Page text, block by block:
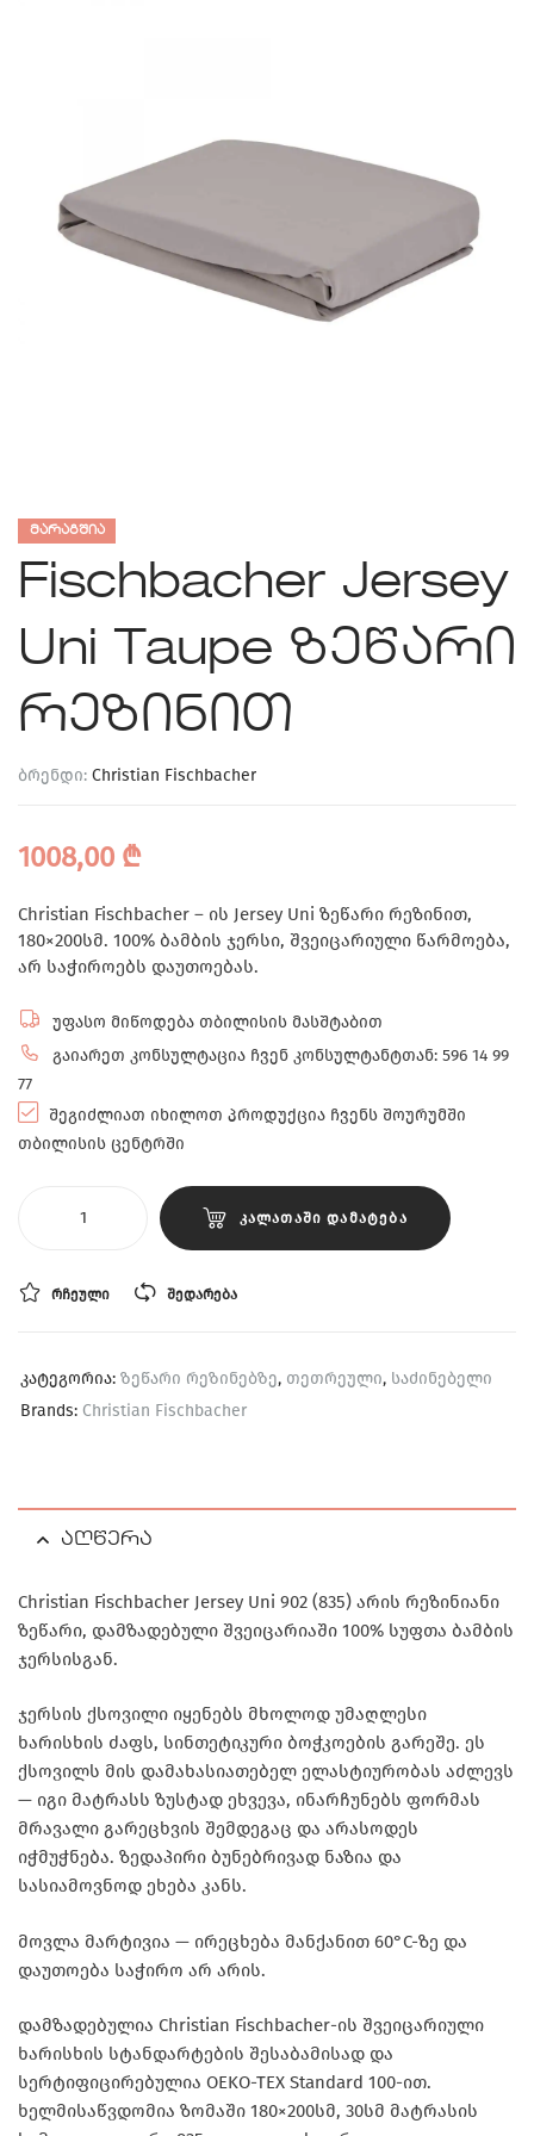
ᲛᲐᲠᲐᲒᲨᲘᲐ
Fischbacher Jersey
Uni Taupe ზეწარი
რეზინით
ბრენდი: Christian Fischbacher
1008,00 ₾
Christian Fischbacher – ის Jersey Uni ზეწარი რეზინით,
180×200სმ. 100% ბამბის ჯერსი, შვეიცარიული წარმოება,
არ საჭიროებს დაუთოებას.
უფასო მიწოდება თბილისის მასშტაბით
გაიარეთ კონსულტაცია ჩვენ კონსულტანტთან: 596 14 99
77
შეგიძლიათ იხილოთ პროდუქცია ჩვენს შოურუმში
თბილისის ცენტრში
ᲙᲐᲚᲐᲗᲐᲨᲘ ᲓᲐᲛᲐᲢᲔᲑᲐ
ᲠᲩᲔᲣᲚᲘ ᲨᲔᲓᲐᲠᲔᲑᲐ
კატეგორია: ზეწარი რეზინებზე, თეთრეული, საძინებელი
Brands: Christian Fischbacher
აღწერა
Christian Fischbacher Jersey Uni 902 (835) არის რეზინიანი
ზეწარი, დამზადებული შვეიცარიაში 100% სუფთა ბამბის
ჯერსისგან.
ჯერსის ქსოვილი იყენებს მხოლოდ უმაღლესი
ხარისხის ძაფს, სინთეტიკური ბოჭკოების გარეშე. ეს
ქსოვილს მის დამახასიათებელ ელასტიურობას აძლევს
— იგი მატრასს ზუსტად ეხვევა, ინარჩუნებს ფორმას
მრავალი გარეცხვის შემდეგაც და არასოდეს
იჭმუჭნება. ზედაპირი ბუნებრივად ნაზია და
სასიამოვნოდ ეხება კანს.
მოვლა მარტივია — ირეცხება მანქანით 60°C-ზე და
დაუთოება საჭირო არ არის.
დამზადებულია Christian Fischbacher-ის შვეიცარიული
ხარისხის სტანდარტების შესაბამისად და
სერტიფიცირებულია OEKO-TEX Standard 100-ით.
ხელმისაწვდომია ზომაში 180×200სმ, 30სმ მატრასის